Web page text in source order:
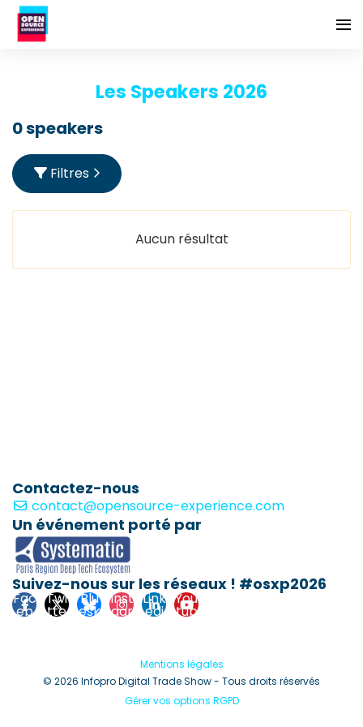
Les Speakers 2026
0 speakers
Filtres
Aucun résultat
Contactez-nous
contact@opensource-experience.com
Un événement porté par
Suivez-nous sur les réseaux ! #osxp2026
Fac
eb
Twi
tte
Blu
esk
Inst
agr
Link
edi
You
tub
Mentions légales
© 2026 Infopro Digital Trade Show - Tous droits réservés
Gérer vos options RGPD